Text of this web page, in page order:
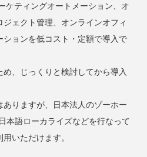
ケティングオートメーション、オ
ェクト管理、オンラインオフィ
ョンを低コスト・定額で導入で
、じっくりと検討してから導入
りますが、日本法人のゾーホー
本語ローカライズなどを行なって
いただけます。